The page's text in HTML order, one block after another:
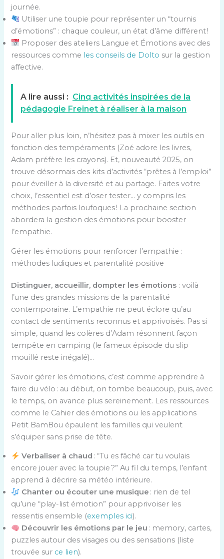
journée.
Utiliser une toupie pour représenter un “tournis
d’émotions” : chaque couleur, un état d’âme différent !
Proposer des ateliers Langue et Émotions avec des
ressources comme les conseils de Dolto sur la gestion
affective.
A lire aussi : Cinq activités inspirées de la
pédagogie Freinet à réaliser à la maison
Pour aller plus loin, n’hésitez pas à mixer les outils en
fonction des tempéraments (Zoé adore les livres,
Adam préfère les crayons). Et, nouveauté 2025, on
trouve désormais des kits d’activités “prêtes à l’emploi”
pour éveiller à la diversité et au partage. Faites votre
choix, l’essentiel est d’oser tester… y compris les
méthodes parfois loufoques ! La prochaine section
abordera la gestion des émotions pour booster
l’empathie.
Gérer les émotions pour renforcer l’empathie :
méthodes ludiques et parentalité positive
Distinguer, accueillir, dompter les émotions : voilà
l’une des grandes missions de la parentalité
contemporaine. L’empathie ne peut éclore qu’au
contact de sentiments reconnus et apprivoisés. Pas si
simple, quand les colères d’Adam résonnent façon
tempête en camping (le fameux épisode du slip
mouillé reste inégalé)…
Savoir gérer les émotions, c’est comme apprendre à
faire du vélo : au début, on tombe beaucoup, puis, avec
le temps, on avance plus sereinement. Les ressources
comme le Cahier des émotions ou les applications
Petit BamBou épaulent les familles qui veulent
s’équiper sans prise de tête.
Verbaliser à chaud : “Tu es fâché car tu voulais
encore jouer avec la toupie ?” Au fil du temps, l’enfant
apprend à décrire sa météo intérieure.
Chanter ou écouter une musique : rien de tel
qu’une “play-list émotion” pour apprivoiser les
ressentis ensemble (exemples ici).
Découvrir les émotions par le jeu : memory, cartes,
puzzles autour des visages ou des sensations (liste
trouvée sur ce lien).